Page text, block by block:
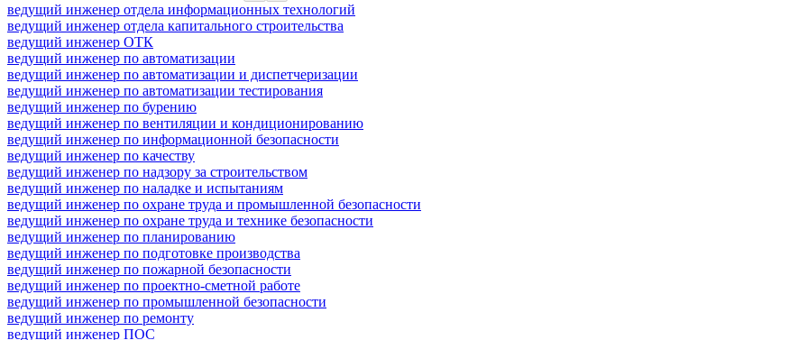
ведущий инженер отдела информационных технологий
ведущий инженер отдела капитального строительства
ведущий инженер ОТК
ведущий инженер по автоматизации
ведущий инженер по автоматизации и диспетчеризации
ведущий инженер по автоматизации тестирования
ведущий инженер по бурению
ведущий инженер по вентиляции и кондиционированию
ведущий инженер по информационной безопасности
ведущий инженер по качеству
ведущий инженер по надзору за строительством
ведущий инженер по наладке и испытаниям
ведущий инженер по охране труда и промышленной безопасности
ведущий инженер по охране труда и технике безопасности
ведущий инженер по планированию
ведущий инженер по подготовке производства
ведущий инженер по пожарной безопасности
ведущий инженер по проектно-сметной работе
ведущий инженер по промышленной безопасности
ведущий инженер по ремонту
ведущий инженер ПОС